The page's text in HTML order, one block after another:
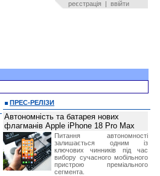
реєстрація | ввійти
ПРЕС-РЕЛІЗИ
Автономність та батарея нових
флагманів Apple iPhone 18 Pro Max
Питання автономності
залишається одним із
ключових чинників під час
вибору сучасного мобільного
пристрою преміального
сегмента.